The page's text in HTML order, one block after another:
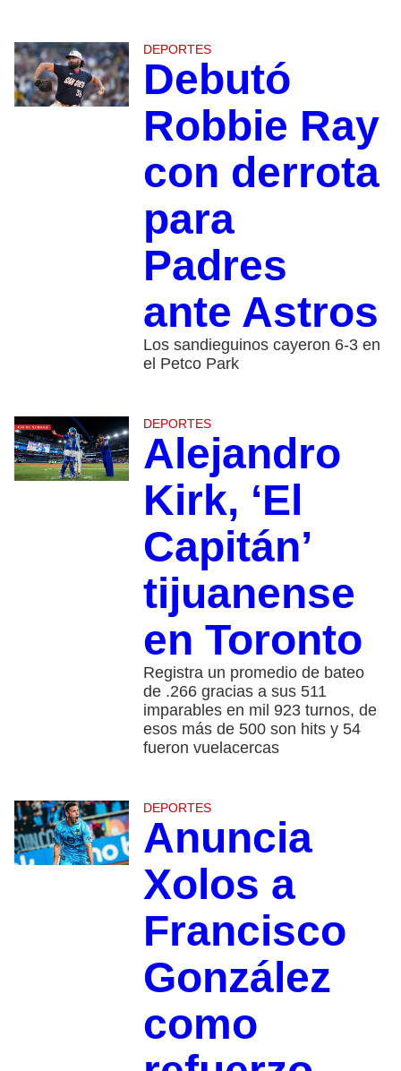
DEPORTES
Debutó
Robbie Ray
con derrota
para
Padres
ante Astros
Los sandieguinos cayeron 6-3 en
el Petco Park
DEPORTES
Alejandro
Kirk, ‘El
Capitán’
tijuanense
en Toronto
Registra un promedio de bateo
de .266 gracias a sus 511
imparables en mil 923 turnos, de
esos más de 500 son hits y 54
fueron vuelacercas
DEPORTES
Anuncia
Xolos a
Francisco
González
como